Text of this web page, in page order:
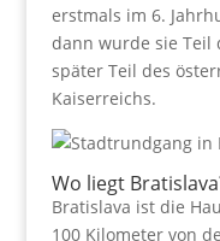
erstmals im 6.
dann wurde sie Teil
später Teil des
Kaiserreichs.
Wo liegt
Bratislava ist die
100 Kilometer von